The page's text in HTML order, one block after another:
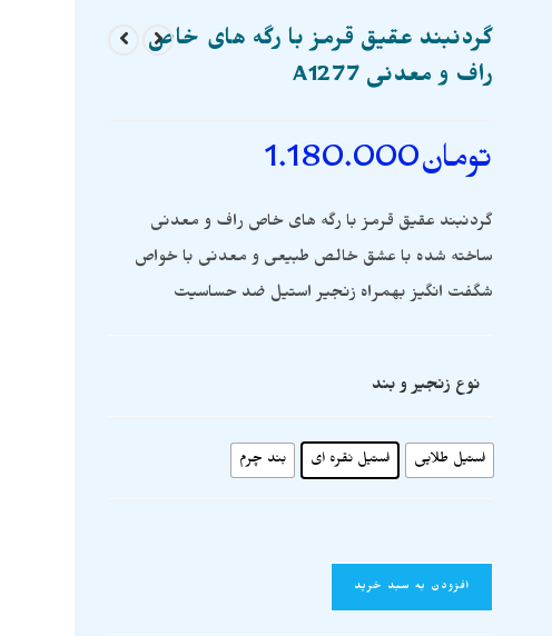
گردنبند عقیق قرمز با رگه های خاص
راف و معدنی A1277
تومان1.180.000
گردنبند عقیق قرمز با رگه های خاص راف و معدنی
ساخته شده با عشق خالص طبیعی و معدنی با خواص
شگفت انگیز بهمراه زنجیر استیل ضد حساسیت
نوع زنجیر و بند
استیل طلایی استیل نقره ای بند چرم
افزودن به سبد خرید